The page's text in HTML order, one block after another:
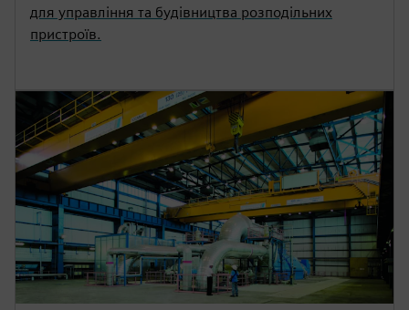
для управління та будівництва розподільних
пристроїв.